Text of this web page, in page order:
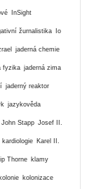
InSight
žurnalistika Io
jaderná chemie
fyzika jaderná zima
jaderný reaktor
jazykověda
John Stapp Josef II.
kardiologie Karel II.
Thorne klamy
kolonie kolonizace